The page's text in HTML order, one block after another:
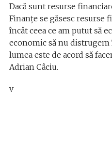
Dacă sunt resurse
Finanțe se găsesc resurse
încât ceea ce am putut să
economic să nu distrugem
lumea este de acord să
Adrian Câciu.
v